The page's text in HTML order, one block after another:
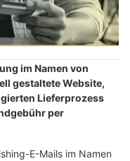
im Namen von
gestaltete Website,
Lieferprozess
per
E-Mails im Namen